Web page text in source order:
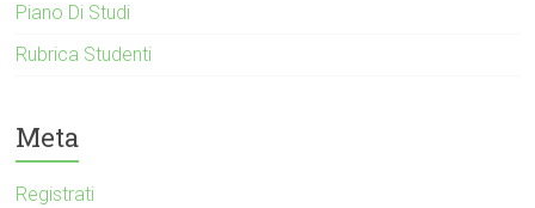
Piano Di Studi
Rubrica Studenti
Meta
Registrati